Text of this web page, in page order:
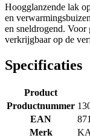
Hoogglanzende lak
en
en sneldrogend.
verkrijgbaar op de
Specificaties
Product
Productnummer
EAN
Merk